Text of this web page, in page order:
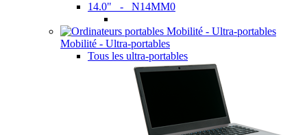
14.0" - N14MM0
Mobilité - Ultra-portables
Tous les ultra-portables